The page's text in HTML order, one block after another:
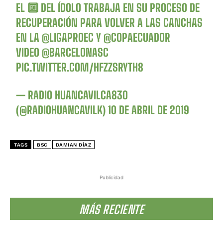
Publicidad
MÁS RECIENTE
EL 🔟 DEL ÍDOLO TRABAJA EN SU PROCESO DE
RECUPERACIÓN PARA VOLVER A LAS CANCHAS
EN LA @LIGAPROEC Y @COPAECUADOR
VIDEO @BARCELONASC
PIC.TWITTER.COM/HFZZSRYTH8
— RADIO HUANCAVILCA830
(@RADIOHUANCAVILK)10 DE ABRIL DE 2019
TAGS BSC DAMIAN DÍAZ